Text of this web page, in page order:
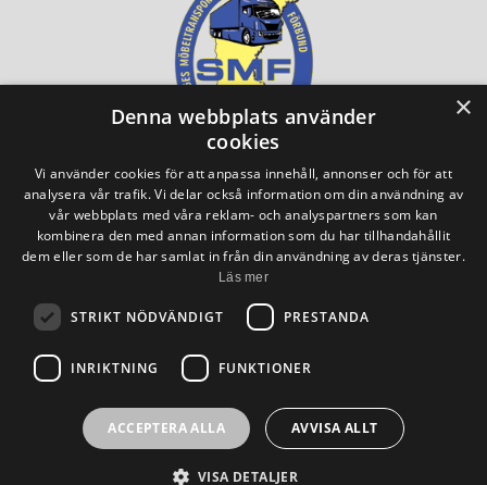
×
Denna webbplats använder
cookies
Vi använder cookies för att anpassa innehåll, annonser och för att
analysera vår trafik. Vi delar också information om din användning av
vår webbplats med våra reklam- och analyspartners som kan
kombinera den med annan information som du har tillhandahållit
dem eller som de har samlat in från din användning av deras tjänster.
Läs mer
STRIKT NÖDVÄNDIGT PRESTANDA
INRIKTNING FUNKTIONER
ACCEPTERA ALLA AVVISA ALLT
VISA DETALJER